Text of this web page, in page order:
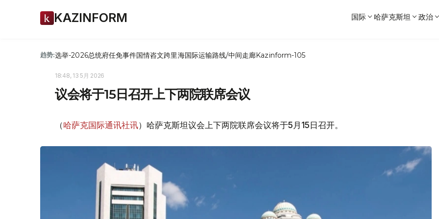
KAZINFORM 国际 哈萨克斯坦 政治
趋势:选举-2026总统府任免事件国情咨文跨里海国际运输路线/中间走廊Kazinform-105
18:48, 13 5月 2026
议会将于15日召开上下两院联席会议
（哈萨克国际通讯社讯）哈萨克斯坦议会上下两院联席会议将于5月15日召开。